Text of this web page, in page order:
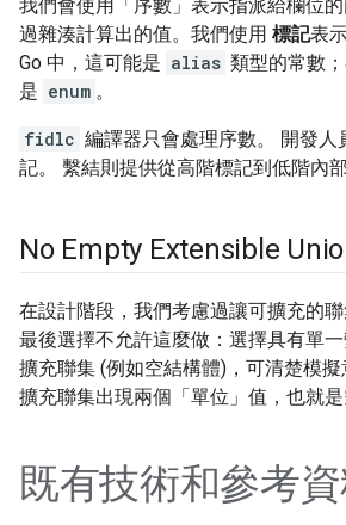
我們會使用「序數」 表示指派給欄位
過雜湊計算出的值。我們使用 標記表
Go 中，這可能是 alias 類型的常數
是 enum 。
fidlc 編譯器只會處理序數。 開發人
記。 繫結則提供從高階標記到低階內
No Empty Extensible
在設計階段，我們考慮過讓可擴充的
最後選擇不允許這麼做：選擇具有單
擴充聯集 (例如空結構體)，可清楚模
擴充聯集出現兩個「單位」值，也就是
既有技術和參考